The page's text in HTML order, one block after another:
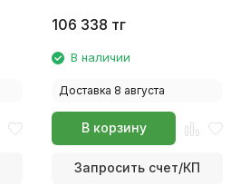
106 338 тг
В наличии
Доставка 8 августа
В корзину
Запросить счет/КП